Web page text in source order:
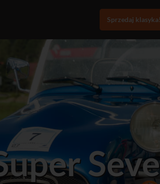
Sprzedaj klasyka!